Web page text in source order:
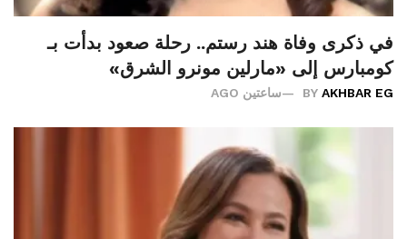
في ذكرى وفاة هند رستم.. رحلة صعود بدأت بـ
كومبارس إلى «مارلين مونرو الشرق»
BY AKHBAR EG ساعتين AGO